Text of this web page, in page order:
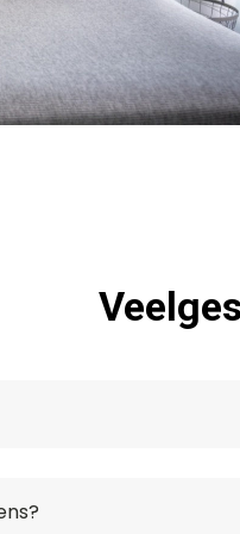
dat strak langs het
en nemen ze